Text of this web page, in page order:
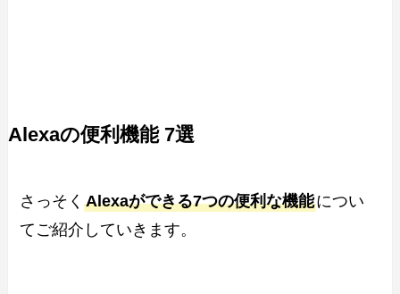
Alexaの便利機能7選
さっそくAlexaができる7つの便利な機能につい
てご紹介していきます。